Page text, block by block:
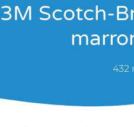
3M Scotch-
432